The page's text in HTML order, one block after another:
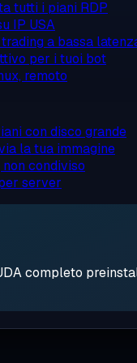
tutti i piani RDP
IP USA
a bassa
per i tuoi bot
remoto
con disco grande
la tua immagine
non condiviso
server
completo